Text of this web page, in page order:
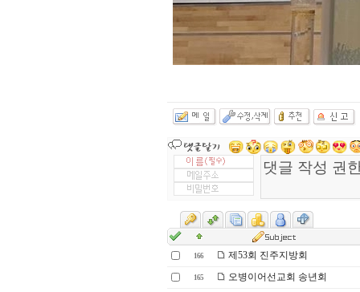
166 제53회 진주지방회
165 오병이어선교회 송년회